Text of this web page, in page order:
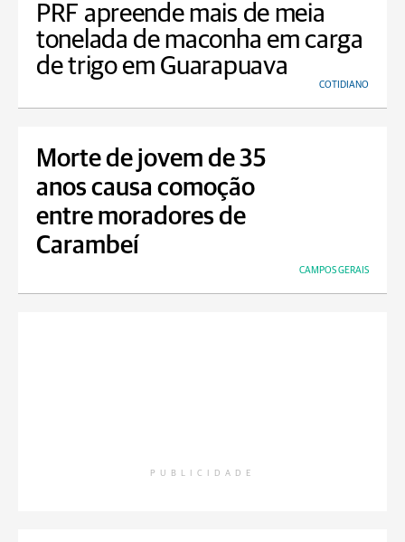
PRF apreende mais de meia
tonelada de maconha em carga
de trigo em Guarapuava
COTIDIANO
Morte de jovem de 35
anos causa comoção
entre moradores de
Carambeí
CAMPOS GERAIS
PUBLICIDADE